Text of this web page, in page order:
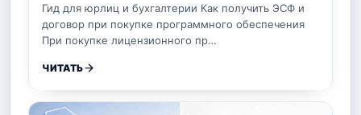
Гид для юрлиц и бухгалтерии Как получить ЭСФ и
договор при покупке программного обеспечения
При покупке лицензионного пр…
ЧИТАТЬ